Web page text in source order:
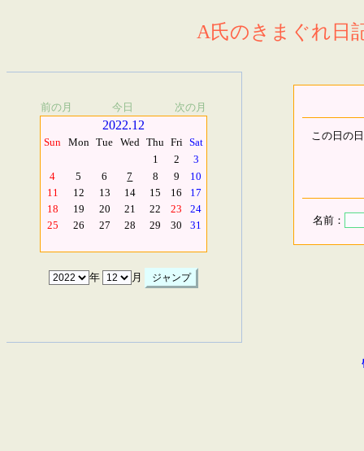
A氏のきまぐれ日
前の月 今日 次の月
2022.12
Sun Mon Tue Wed Thu Fri Sat
1
2
3
4
5 6 7 8 9
10
11
12 13 14 15 16
17
18
19 20 21 22 23
24
25
26 27 28 29 30 31
年 月
この日の
名前：